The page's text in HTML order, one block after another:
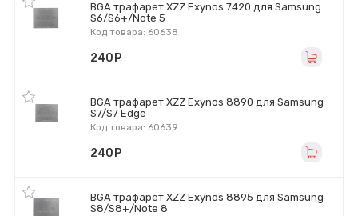
BGA трафарет XZZ Exynos 7420 для Samsung
S6/S6+/Note 5
Код товара: 60638
240
BGA трафарет XZZ Exynos 8890 для Samsung
S7/S7 Edge
Код товара: 60639
240
BGA трафарет XZZ Exynos 8895 для Samsung
S8/S8+/Note 8